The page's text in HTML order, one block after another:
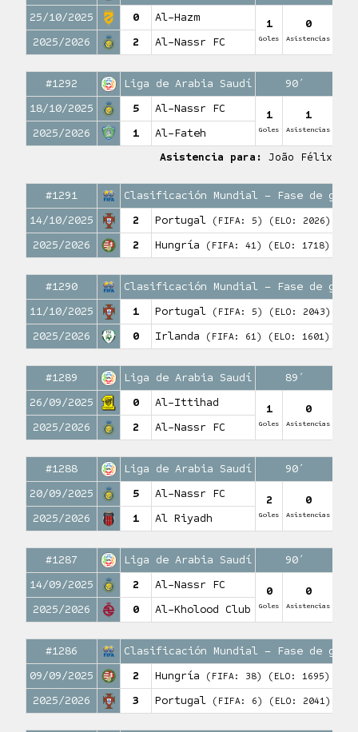
25/10/2025
0 Al-Hazm 1
Goles
0
Asistencias
2025/2026 2 Al-Nassr FC
#1292 Liga de Arabia Saudí
90′
18/10/2025
5 Al-Nassr FC 1
Goles
1
Asistencias
2025/2026 1
Al-Fateh
Asistencia para: João Félix
#1291
Clasificación Mundial – Fase de
14/10/2025
2 Portugal (FIFA: 5) (ELO: 2026)
2025/2026 2 Hungría (FIFA: 41) (ELO: 1718)
#1290
Clasificación Mundial – Fase de
11/10/2025
1 Portugal (FIFA: 5) (ELO: 2043)
2025/2026 0 Irlanda (FIFA: 61) (ELO: 1601)
#1289 Liga de Arabia Saudí
89′
26/09/2025
0 Al-Ittihad 1
Goles
0
Asistencias
2025/2026 2 Al-Nassr FC
#1288 Liga de Arabia Saudí
90′
20/09/2025
5 Al-Nassr FC 2
Goles
0
Asistencias
2025/2026 1 Al Riyadh
#1287 Liga de Arabia Saudí
90′
14/09/2025
2 Al-Nassr FC 0
Goles
0
Asistencias
2025/2026 0 Al-Kholood Club
#1286
Clasificación Mundial – Fase de
09/09/2025
2 Hungría (FIFA: 38) (ELO: 1695)
2025/2026 3 Portugal (FIFA: 6) (ELO: 2041)